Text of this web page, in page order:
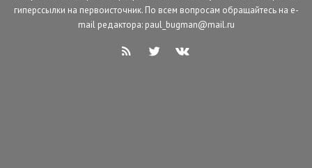
гиперссылки на первоисточник. По всем вопросам обращайтесь на e-
mail редактора: paul_bugman@mail.ru